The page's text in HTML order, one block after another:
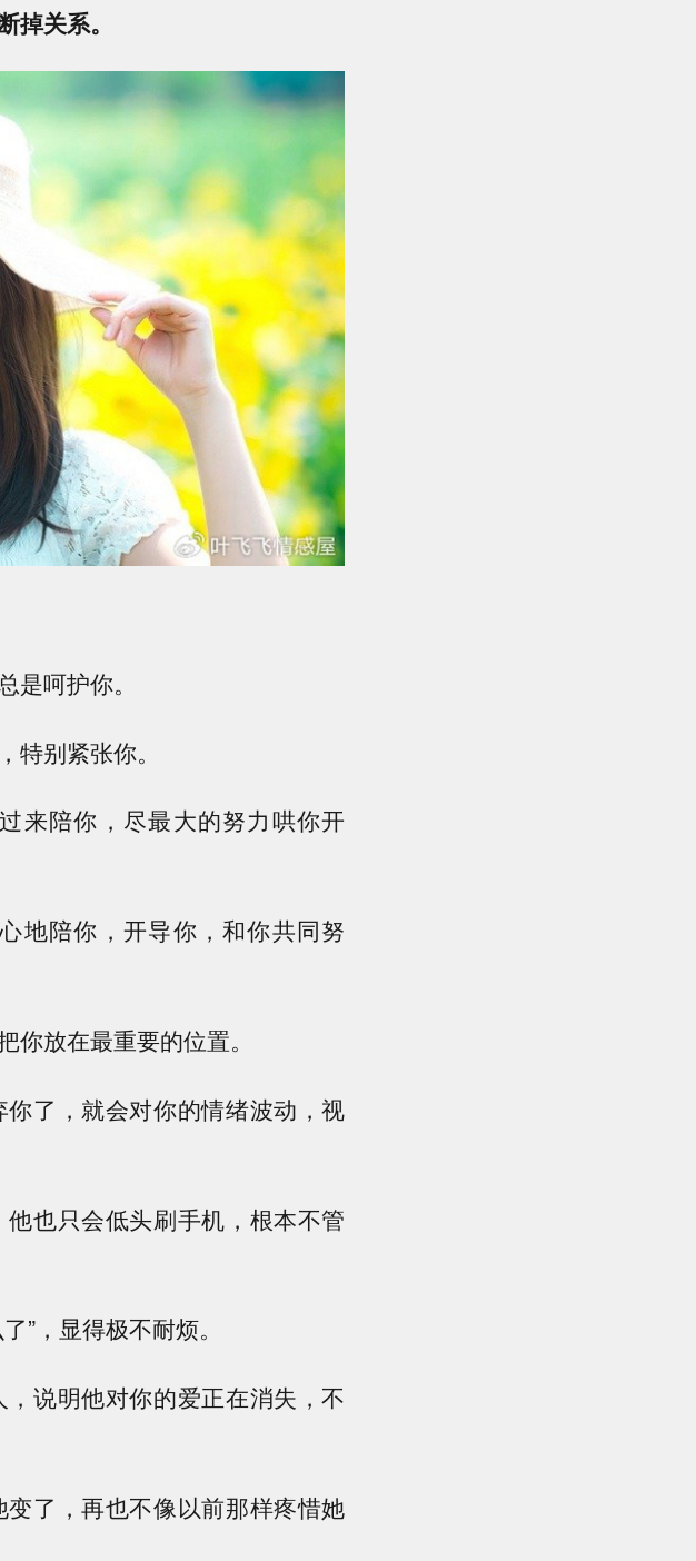
掉关系。
呵护你。
别紧张你。
来陪你，尽最大的努力哄你开
地陪你，开导你，和你共同努
放在最重要的位置。
了，就会对你的情绪波动，视
也只会低头刷手机，根本不管
”，显得极不耐烦。
说明他对你的爱正在消失，不
了，再也不像以前那样疼惜她